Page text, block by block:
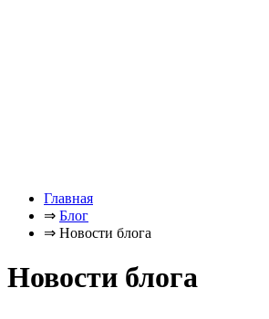
Главная
⇒ Блог
⇒ Новости блога
Новости блога